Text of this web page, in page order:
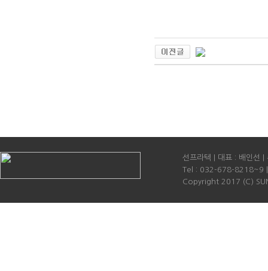
선프라텍 | 대표 : 배인선
Tel : 032-678-8218~9
Copyright 2017 (C)